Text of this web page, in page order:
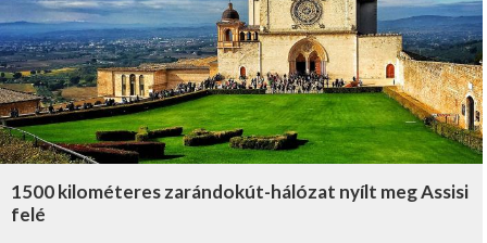
1500 kilométeres zarándokút-hálózat nyílt meg Assisi
felé